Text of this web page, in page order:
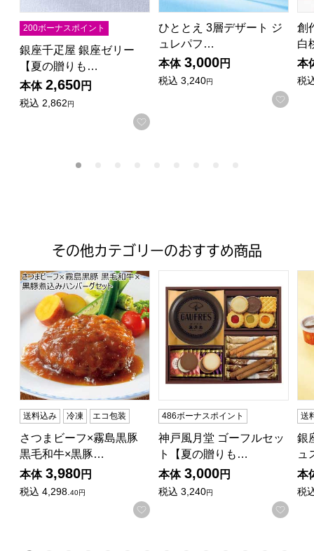
200ボーナスポイント
銀座千疋屋 銀座ゼリー
【夏の贈りも…
本体 2,650円
税込 2,862円
お気に入りに登録する
ひととえ 3層デザート ジ
ュレパフ…
本体 3,000円
税込 3,240円
お気
創
白
本
税
その他カテゴリーのおすすめ商品
さつまビーフ×霧島黒豚 黒毛和牛×黒豚煮込みハンバーグ
送料込み 冷凍 エコ包装
さつまビーフ×霧島黒豚
黒毛和牛×黒豚…
本体 3,980円
税込 4,298.40円
お気に入りに登録する
486ボーナスポイント
神戸風月堂 ゴーフルセッ
ト【夏の贈りも…
本体 3,000円
税込 3,240円
お気
送
銀
ュ
本
税